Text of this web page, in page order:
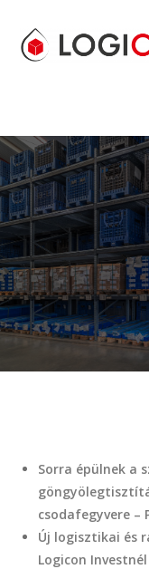
Sorra épülnek a
csodafegyvere –
Új logisztikai és
Logicon